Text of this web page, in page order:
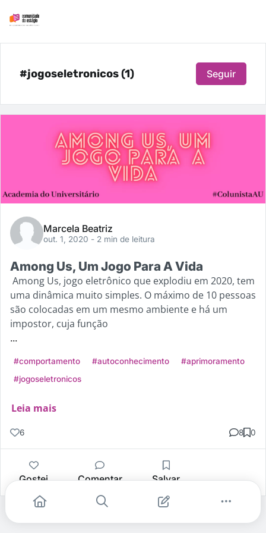
#jogoseletronicos (1) Seguir
Marcela Beatriz
out. 1, 2020 - 2 min de leitura
Among Us, Um Jogo Para A Vida
Among Us, jogo eletrônico que explodiu em 2020, tem
uma dinâmica muito simples. O máximo de 10 pessoas
são colocadas em um mesmo ambiente e há um
impostor, cuja função
...
#comportamento #autoconhecimento
#aprimoramento
#jogoseletronicos
Leia mais
6 8 0
Gostei Comentar Salvar